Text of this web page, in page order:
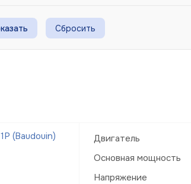
Сбросить
(Baudouin)
Двигатель
Основная мощность
Напряжение